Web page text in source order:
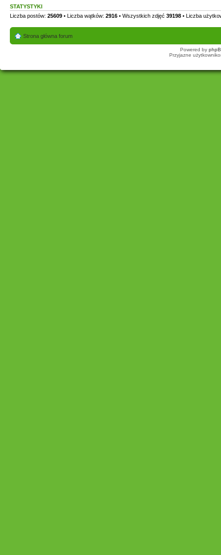
STATYSTYKI
Liczba postów: 25609 • Liczba wątków: 2916 • Wszystkich zdjęć 39198 • Liczba
Strona główna forum
Powered by
Przyjazne